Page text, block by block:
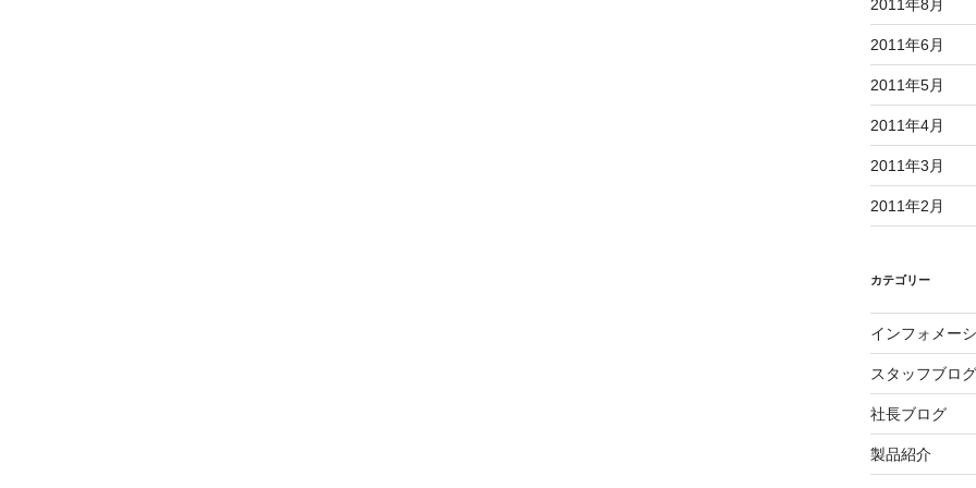
2011年8月
2011年6月
2011年5月
2011年4月
2011年3月
2011年2月
カテゴリー
インフォメー
スタッフブログ
社長ブログ
製品紹介